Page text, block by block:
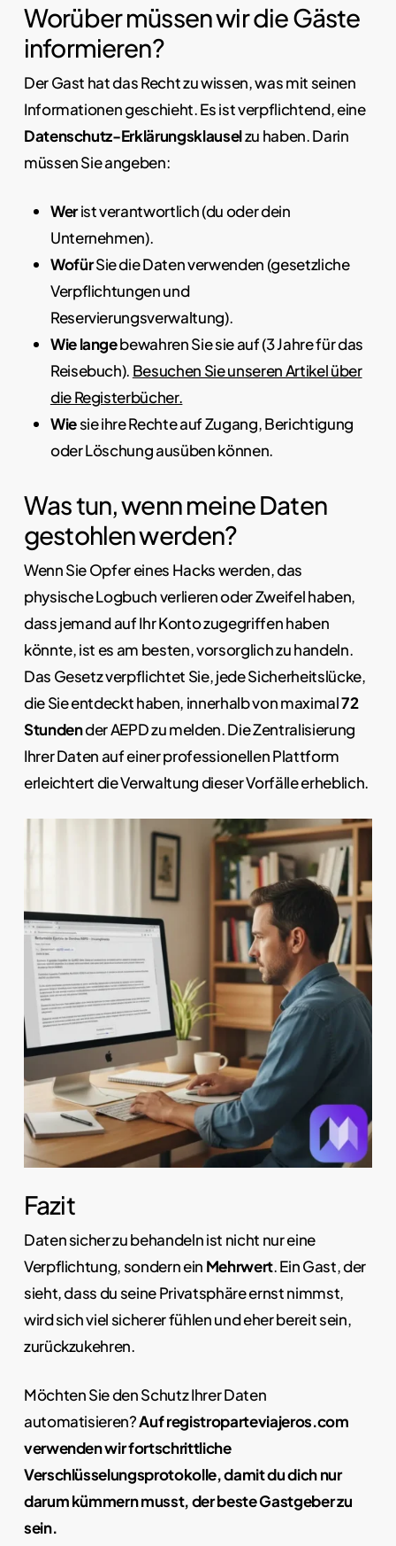
Worüber müssen wir die Gäste
informieren?
Der Gast hat das Recht zu wissen, was mit seinen
Informationen geschieht. Es ist verpflichtend, eine
Datenschutz-Erklärungsklauselzu haben. Darin
müssen Sie angeben:
Werist verantwortlich (du oder dein
Unternehmen).
WofürSie die Daten verwenden (gesetzliche
Verpflichtungen und
Reservierungsverwaltung).
Wie langebewahren Sie sie auf (3 Jahre für das
Reisebuch). Besuchen Sie unseren Artikel über
die Registerbücher.
Wiesie ihre Rechte auf Zugang, Berichtigung
oder Löschung ausüben können.
Was tun, wenn meine Daten
gestohlen werden?
Wenn Sie Opfer eines Hacks werden, das
physische Logbuch verlieren oder Zweifel haben,
dass jemand auf Ihr Konto zugegriffen haben
könnte, ist es am besten, vorsorglich zu handeln.
Das Gesetz verpflichtet Sie, jede Sicherheitslücke,
die Sie entdeckt haben, innerhalb von maximal72
Stundender AEPD zu melden. Die Zentralisierung
Ihrer Daten auf einer professionellen Plattform
erleichtert die Verwaltung dieser Vorfälle erheblich.
Fazit
Daten sicher zu behandeln ist nicht nur eine
Verpflichtung, sondern ein Mehrwert. Ein Gast, der
sieht, dass du seine Privatsphäre ernst nimmst,
wird sich viel sicherer fühlen und eher bereit sein,
zurückzukehren.
Möchten Sie den Schutz Ihrer Daten
automatisieren?Auf registroparteviajeros.com
verwenden wir fortschrittliche
Verschlüsselungsprotokolle, damit du dich nur
darum kümmern musst, der beste Gastgeber zu
sein.